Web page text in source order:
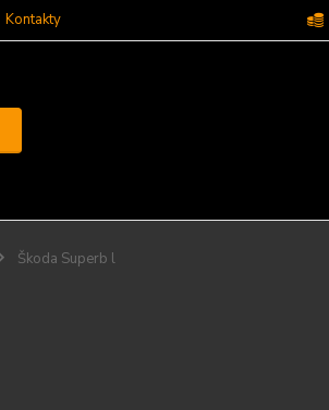
Kontakty
Škoda Superb l